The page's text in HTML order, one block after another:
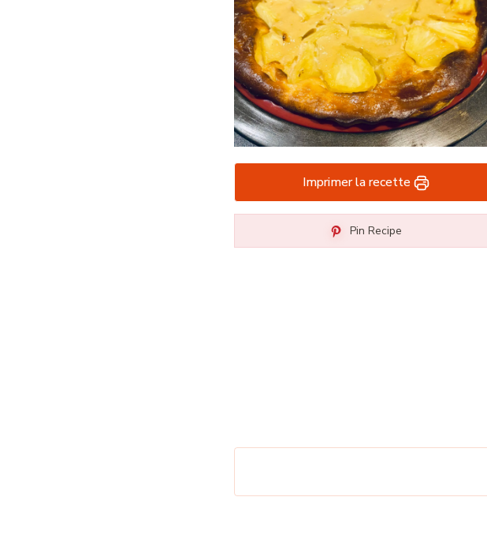
Imprimer la recette
Pin Recipe